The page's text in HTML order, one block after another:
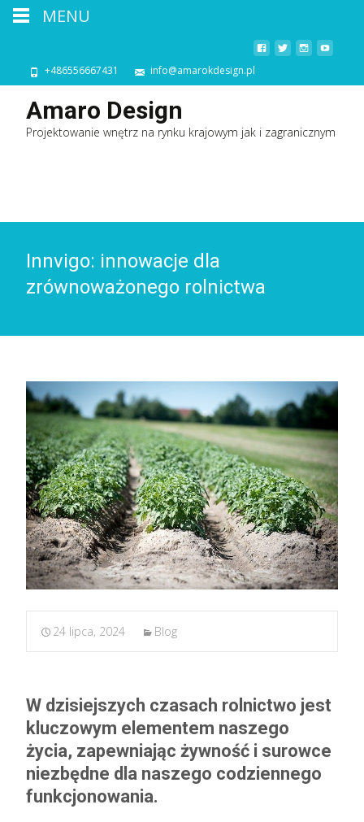
+486556667431 info@amarokdesign.pl
Amaro Design
Projektowanie wnętrz na rynku krajowym jak i zagranicznym
Innvigo: innowacje dla
zrównoważonego rolnictwa
24 lipca, 2024 Blog
W dzisiejszych czasach rolnictwo jest
kluczowym elementem naszego
życia, zapewniając żywność i surowce
niezbędne dla naszego codziennego
funkcjonowania.
MENU